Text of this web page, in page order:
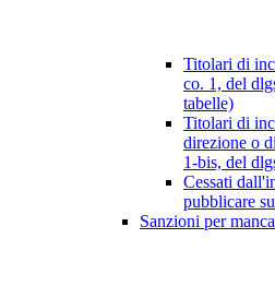
Titolari di
co. 1, del
tabelle)
Titolari di
direzione o
1-bis, del
Cessati
pubblicare
Sanzioni per